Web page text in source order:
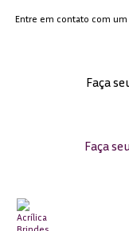
Entre em contato com um
Faça
Faça